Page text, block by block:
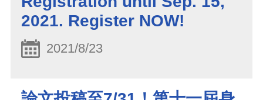
2021. Register NOW!
2021/8/23